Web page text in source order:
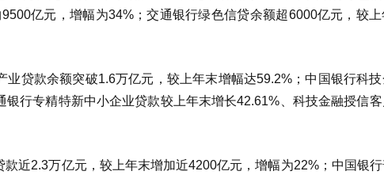
亿元，增幅为34%；交通银行绿色信贷余额超6000亿元，较
贷款余额突破1.6万亿元，较上年末增幅达59.2%；中国银行科
行专精特新中小企业贷款较上年末增长42.61%、科技金融授信
近2.3万亿元，较上年末增加近4200亿元，增幅为22%；中国银